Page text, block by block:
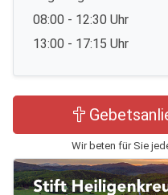
08:00 - 12:30 Uhr
13:00 - 17:15 Uhr
Wir beten für Sie